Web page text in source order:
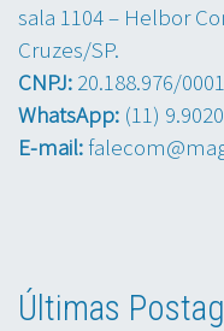
sala 1104 – Helbor
Cruzes/SP.
CNPJ: 20.188.976/
WhatsApp: (11)
E-mail:
Últimas